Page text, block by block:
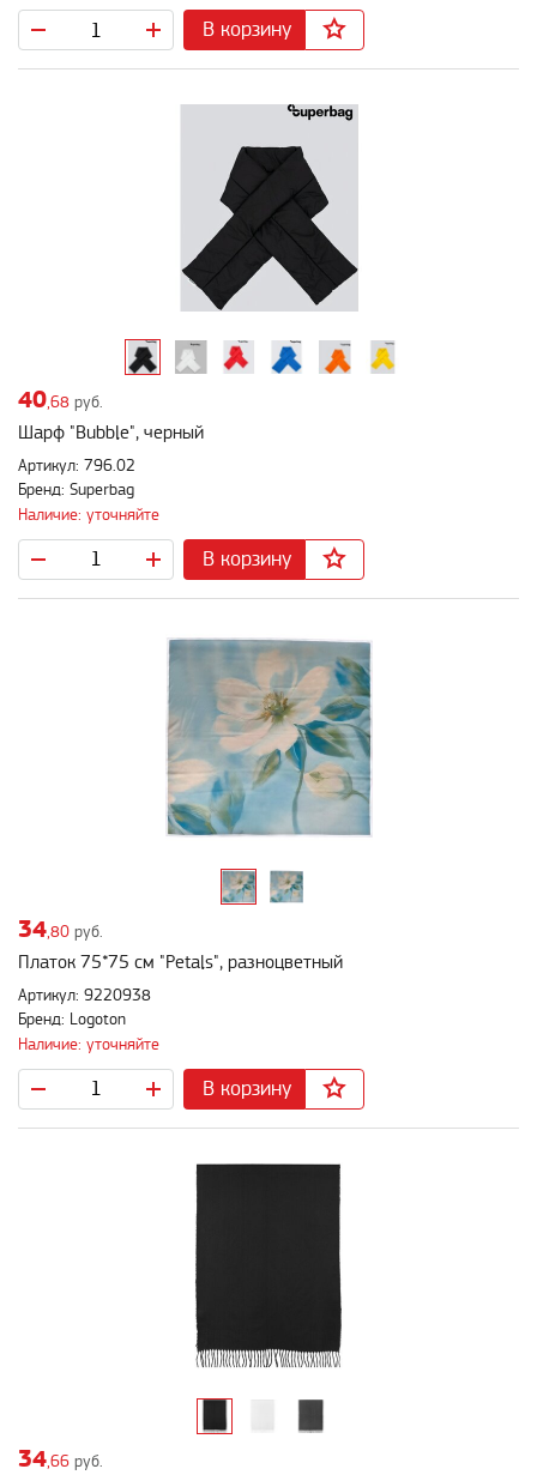
В корзину
40,68 руб.
Шарф "Bubble", черный
Артикул: 796.02
Бренд: Superbag
Наличие: уточняйте
В корзину
34,80 руб.
Платок 75*75 см "Petals", разноцветный
Артикул: 9220938
Бренд: Logoton
Наличие: уточняйте
В корзину
34 ,66 руб.